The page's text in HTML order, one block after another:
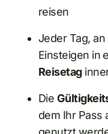
reisen
Jeder Tag,
Einsteigen in
Reisetag
Die
dem Ihr Pass